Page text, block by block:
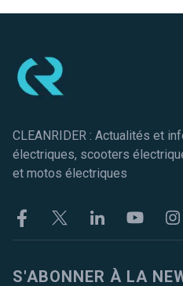
CLEANRIDER : Actualités et
électriques, scooters
et motos électriques
FacebookTwitter LinkekinYoutube
S'ABONNER À LA